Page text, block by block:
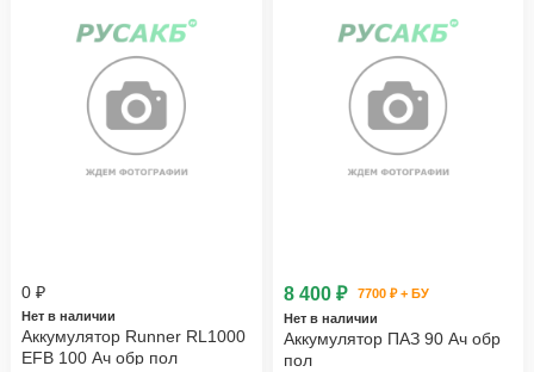
0 ₽
Нет в наличии
Аккумулятор Runner RL1000
EFB 100 Ач обр пол
8 400 ₽
7700 ₽ + БУ
Нет в наличии
Аккумулятор ПАЗ 90 Ач обр
пол